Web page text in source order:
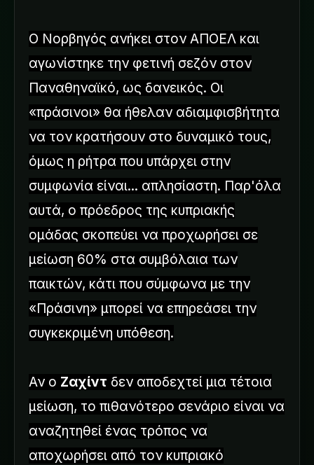
Ο Νορβηγός ανήκει στον ΑΠΟΕΛ και
αγωνίστηκε την φετινή σεζόν στον
Παναθηναϊκό, ως δανεικός. Οι
«πράσινοι» θα ήθελαν αδιαμφισβήτητα
να τον κρατήσουν στο δυναμικό τους,
όμως η ρήτρα που υπάρχει στην
συμφωνία είναι... απλησίαστη. Παρ'όλα
αυτά, ο πρόεδρος της κυπριακής
ομάδας σκοπεύει να προχωρήσει σε
μείωση 60% στα συμβόλαια των
παικτών, κάτι που σύμφωνα με την
«Πράσινη» μπορεί να επηρεάσει την
συγκεκριμένη υπόθεση.
Αν ο Ζαχίντ δεν αποδεχτεί μια τέτοια
μείωση, το πιθανότερο σενάριο είναι να
αναζητηθεί ένας τρόπος να
αποχωρήσει από τον κυπριακό